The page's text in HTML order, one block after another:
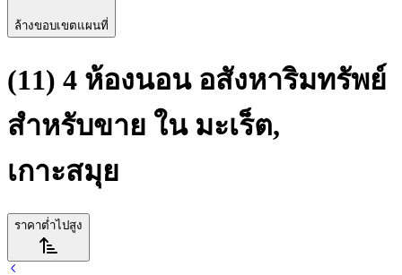
ล้างขอบเขตแผนที่
(11) 4 ห้องนอน อสังหาริมทรัพย์
สำหรับขาย ใน มะเร็ต,
เกาะสมุย
ราคาต่ำไปสูง